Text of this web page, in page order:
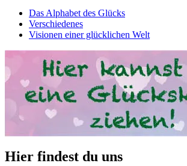
Das Alphabet des Glücks
Verschiedenes
Visionen einer glücklichen Welt
Hier findest du uns